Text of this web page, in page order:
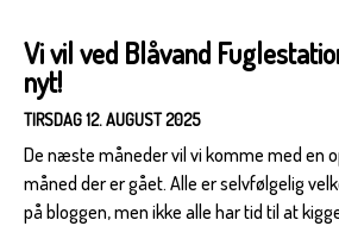
Vi vil ved Blåvand
nyt!
TIRSDAG 12. AUGUST 2025
De næste måneder vil vi komme med en
måned der er gået. Alle er selvfølgelig
på bloggen, men ikke alle har tid til at